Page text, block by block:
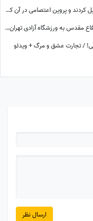
عمارتی که که ملک الشعرا و دهخدا در آن تحصیل کردند و پروین اعتصامی در آن کار کرد + عکس
صدام حسین، قاتل هزاران هزار شهید 8 سال دفاع مقدس به ورزشگاه آزادی تهران آمد!/ یه جو عقل هم چیز خوبیه که بعضیا ندارن!+ عکس
ارسال نظر